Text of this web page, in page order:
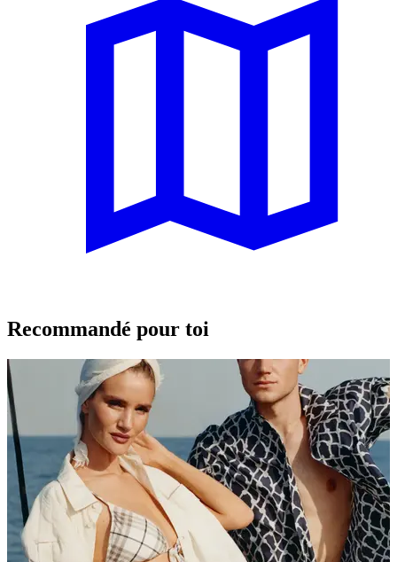
Recommandé pour toi